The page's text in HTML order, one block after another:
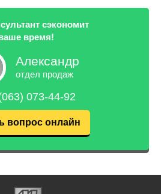
сэкономит
время!
Александр
отдел продаж
073-44-92
вопрос онлайн